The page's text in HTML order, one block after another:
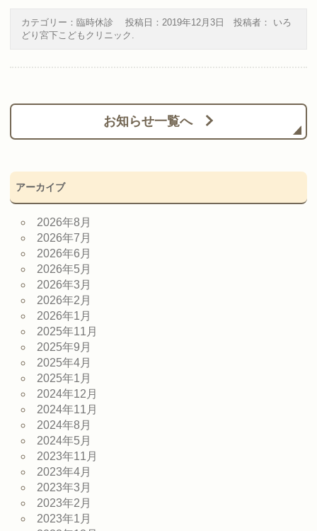
カテゴリー： 臨時休診 投稿日： 2019年12月3日 投稿者： いろ
どり宮下こどもクリニック
お知らせ一覧へ
アーカイブ
2026年8月
2026年7月
2026年6月
2026年5月
2026年3月
2026年2月
2026年1月
2025年11月
2025年9月
2025年4月
2025年1月
2024年12月
2024年11月
2024年8月
2024年5月
2023年11月
2023年4月
2023年3月
2023年2月
2023年1月